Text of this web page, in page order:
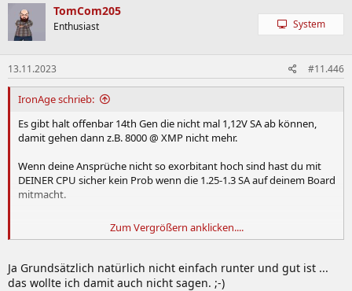
TomCom205
Enthusiast System
13.11.2023 #11.446
IronAge schrieb:
Es gibt halt offenbar 14th Gen die nicht mal 1,12V SA ab können,
damit gehen dann z.B. 8000 @ XMP nicht mehr.
Wenn deine Ansprüche nicht so exorbitant hoch sind hast du mit
DEINER CPU sicher kein Prob wenn die 1.25-1.3 SA auf deinem Board
mitmacht.
dem Encore die SA höher einstellen mussten, um z.B. die auf dem
Vanilla Apex laufenden 8400/8600 stable zu bekommen.
Zum Vergrößern anklicken....
Ja Grundsätzlich natürlich nicht einfach runter und gut ist ...
das wollte ich damit auch nicht sagen. ;-)